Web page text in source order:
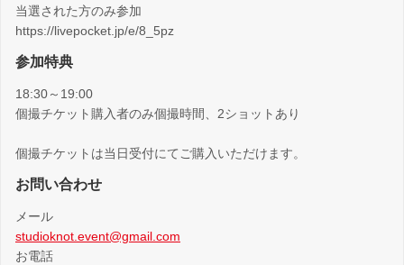
当選された方のみ参加
https://livepocket.jp/e/8_5pz
参加特典
18:30～19:00
個撮チケット購入者のみ個撮時間、2ショットあり
個撮チケットは当日受付にてご購入いただけます。
お問い合わせ
メール
studioknot.event@gmail.com
お電話